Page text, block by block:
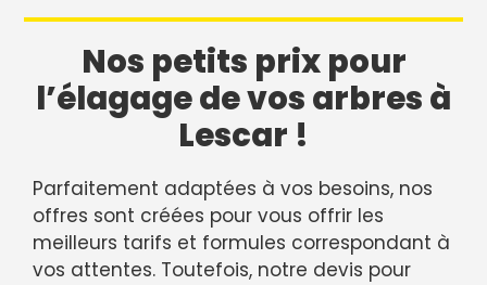
Nos petits prix pour
l’élagage de vos arbres à
Lescar !
Parfaitement adaptées à vos besoins, nos
offres sont créées pour vous offrir les
meilleurs tarifs et formules correspondant à
vos attentes. Toutefois, notre devis pour